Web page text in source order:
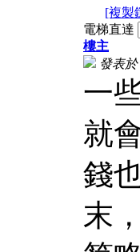
[複製
電梯直達
樓主
發表於
一
就
錢
末